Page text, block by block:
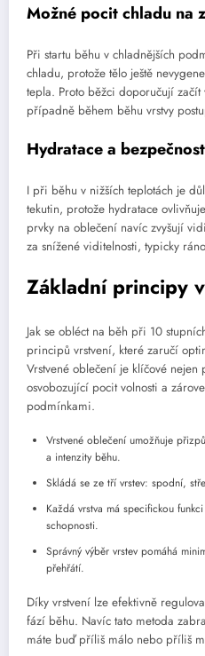
Možné pocit chladu na
Při startu běhu v chladnějších
chladu, protože tělo ještě
tepla. Proto běžci doporučují
případně během běhu vrstvy
Hydratace a
I při běhu v nižších teplotách je
tekutin, protože hydratace
prvky na oblečení navíc zvyšují
za snížené viditelnosti, typicky
Základní principy
Jak se obléct na běh při 10
principů vrstvení, které zaručí
Vrstvené oblečení je klíčové
osvobozující pocit volnosti a
podmínkami.
Vrstvené oblečení umožňuje
a intenzity běhu.
Skládá se ze tří vrstev: spodní,
Každá vrstva má specifickou
schopnosti.
Správný výběr vrstev pomáhá
přehřátí.
Díky vrstvení lze efektivně
fází běhu. Navíc tato metoda
máte buď příliš málo nebo příliš